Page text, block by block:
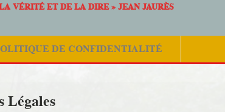
VÉRITÉ ET DE LA DIRE » JEAN JAURÈS
DE CONFIDENTIALITÉ
Légales